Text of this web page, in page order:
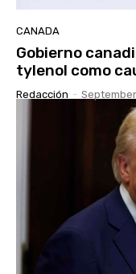
CANADA
Gobierno
tylenol como
Redacción -